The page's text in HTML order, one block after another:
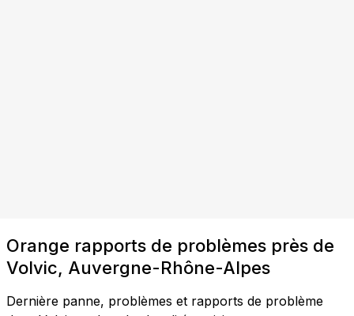
Orange rapports de problèmes près de
Volvic, Auvergne-Rhône-Alpes
Dernière panne, problèmes et rapports de problème